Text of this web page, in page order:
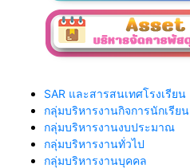
SAR และสารสนเทศโรงเรียน
กลุ่มบริหารงานกิจการนักเรียน
กลุ่มบริหารงานงบประมาณ
กลุ่มบริหารงานทั่วไป
กลุ่มบริหารงานบุคคล